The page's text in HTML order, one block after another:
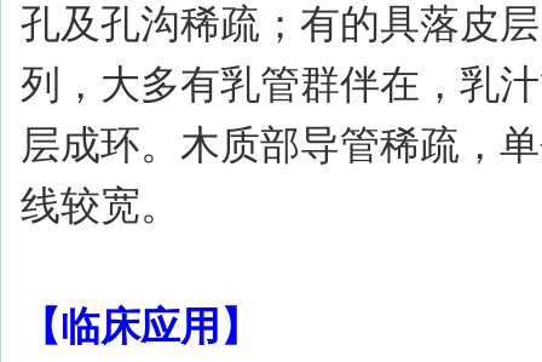
孔及孔沟稀疏；有的具落皮
列，大多有乳管群伴在，乳
层成环。木质部导管稀疏，
线较宽。
【临床应用】